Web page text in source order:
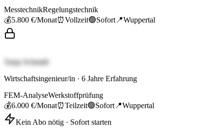
MesstechnikRegelungstechnik
💰5.800 €/Monat⏰Vollzeit🟢Sofort 📍Wuppertal
Tanja Schmidt
Wirtschaftsingenieur/in · 6 Jahre Erfahrung
FEM-AnalyseWerkstoffprüfung
💰6.000 €/Monat⏰Teilzeit🟢Sofort 📍Wuppertal
Kein Abo nötig · Sofort starten